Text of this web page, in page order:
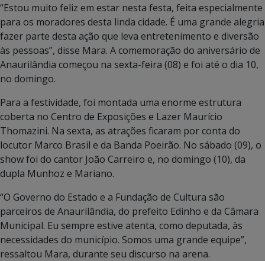
“Estou muito feliz em estar nesta festa, feita especialmente
para os moradores desta linda cidade. É uma grande alegria
fazer parte desta ação que leva entretenimento e diversão
às pessoas”, disse Mara. A comemoração do aniversário de
Anaurilândia começou na sexta-feira (08) e foi até o dia 10,
no domingo.
Para a festividade, foi montada uma enorme estrutura
coberta no Centro de Exposições e Lazer Maurício
Thomazini. Na sexta, as atrações ficaram por conta do
locutor Marco Brasil e da Banda Poeirão. No sábado (09), o
show foi do cantor João Carreiro e, no domingo (10), da
dupla Munhoz e Mariano.
“O Governo do Estado e a Fundação de Cultura são
parceiros de Anaurilândia, do prefeito Edinho e da Câmara
Municipal. Eu sempre estive atenta, como deputada, às
necessidades do município. Somos uma grande equipe”,
ressaltou Mara, durante seu discurso na arena.